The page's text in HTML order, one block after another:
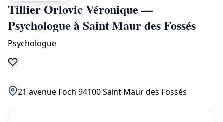
Tillier Orlovic Véronique —
Psychologue à Saint Maur des Fossés
Psychologue
21 avenue Foch 94100 Saint Maur des Fossés